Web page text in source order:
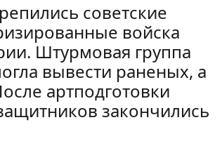
советские
войска
Штурмовая группа
вывести раненых, а
артподготовки
закончились